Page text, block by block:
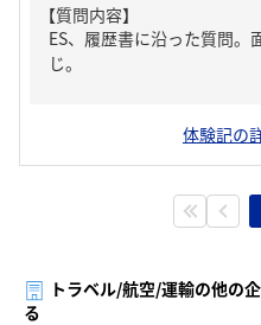
【質問内容】
ES、履歴書に沿った質問
じ。
体験記の
トラベル/航空/運輸の他の
る